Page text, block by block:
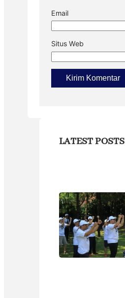
Email
Situs Web
LATEST POSTS